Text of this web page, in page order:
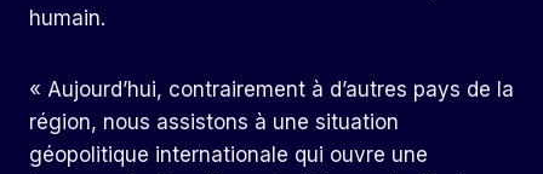
humain.
« Aujourd’hui, contrairement à d’autres pays de la
région, nous assistons à une situation
géopolitique internationale qui ouvre une